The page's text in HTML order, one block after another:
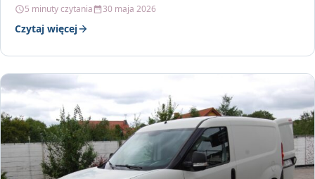
5 minuty czytania 30 maja 2026
Czytaj więcej